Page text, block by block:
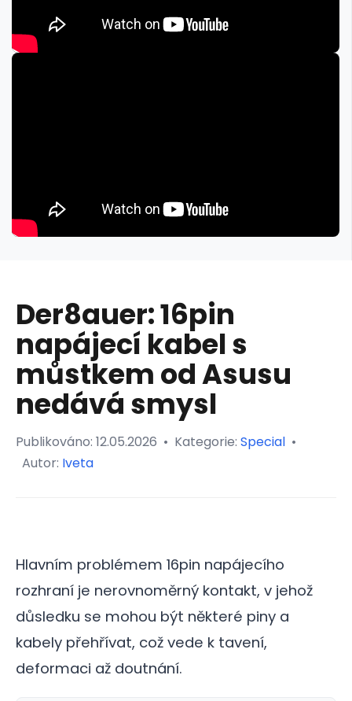
Der8auer: 16pin
napájecí kabel s
můstkem od Asusu
nedává smysl
Publikováno: 12.05.2026 • Kategorie: Special •
Autor: Iveta
Hlavním problémem 16pin napájecího
rozhraní je nerovnoměrný kontakt, v jehož
důsledku se mohou být některé piny a
kabely přehřívat, což vede k tavení,
deformaci až doutnání.